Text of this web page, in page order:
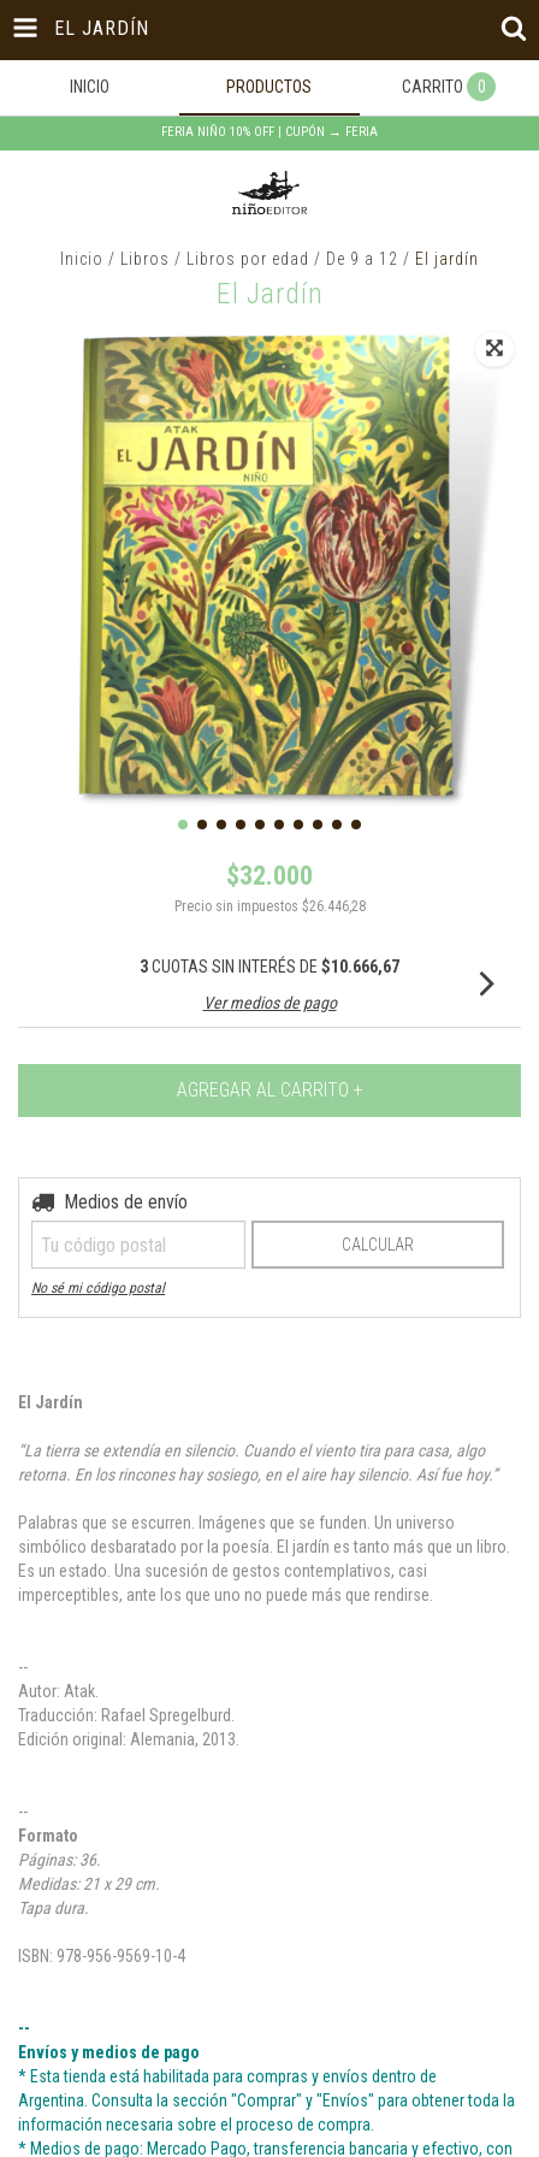
EL JARDÍN
INICIO PRODUCTOS CARRITO 0
FERIA NIÑO 10% OFF | CUPÓN → FERIA
Inicio / Libros / Libros por edad / De 9 a 12 / El jardín
El Jardín
$32.000
Precio sin impuestos $26.446,28
3CUOTAS SIN INTERÉS DE $10.666,67
Ver medios de pago
Entregas para el CP:
Medios de envío
CALCULAR
No sé mi código postal
El Jardín
“La tierra se extendía en silencio. Cuando el viento tira para casa, algo
retorna. En los rincones hay sosiego, en el aire hay silencio. Así fue hoy.”
Palabras que se escurren. Imágenes que se funden. Un universo
simbólico desbaratado por la poesía. El jardín es tanto más que un libro.
Es un estado. Una sucesión de gestos contemplativos, casi
imperceptibles, ante los que uno no puede más que rendirse.
--
Autor: Atak.
Traducción: Rafael Spregelburd.
Edición original: Alemania, 2013.
--
Formato
Páginas: 36.
Medidas: 21 x 29 cm.
Tapa dura.
ISBN: 978-956-9569-10-4
--
Envíos y medios de pago
* Esta tienda está habilitada para compras y envíos dentro de
Argentina. Consulta la sección "Comprar" y "Envíos" para obtener toda la
información necesaria sobre el proceso de compra.
* Medios de pago: Mercado Pago, transferencia bancaria y efectivo, con